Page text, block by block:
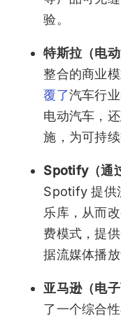
验。
特斯拉（电
整合的商业
覆了汽车行
电动汽车，
施，为可持
Spotify（通
Spotify 提供
乐库，从而
费模式，提
据流媒体播
亚马逊（电
了一个综合